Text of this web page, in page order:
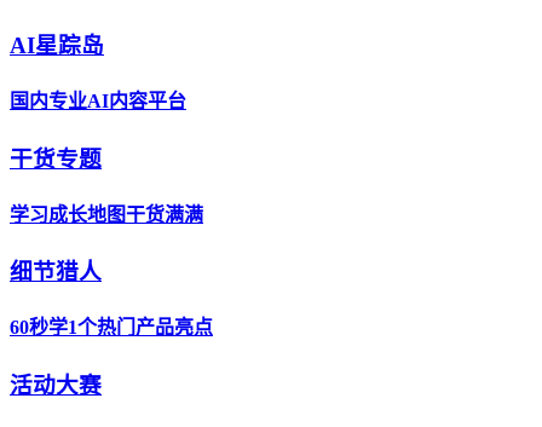
AI星踪岛
国内专业AI内容平台
干货专题
学习成长地图干货满满
细节猎人
60秒学1个热门产品亮点
活动大赛